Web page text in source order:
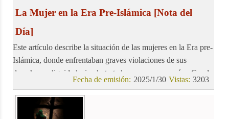
La Mujer en la Era Pre-Islámica [Nota del
Día]
Este artículo describe la situación de las mujeres en la Era pre-
Islámica, donde enfrentaban graves violaciones de sus
derechos y dignidad, siendo tratadas como mercancías. Con la
otorgando a las mujeres derechos individuales, sociales y
humanos que antes les eran negados. Las enseñanzas
3203
Vistas:
2025/1/30
Fecha de emisión: